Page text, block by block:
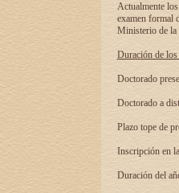
Actualmente
examen formal
Ministerio de la
Duración de
Doctorado
Doctorado a
Plazo tope de
Inscripción en
Duración del